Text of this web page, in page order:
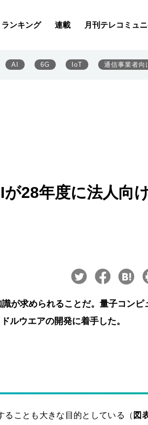
ランキング 連載 月刊テレコミュ
AI 6G IoT 通信事業者向
28年度に法人向
が求められることだ。量子コンピ
ルウエアの開発に着手した。
ことも大きな目的としている（ 図